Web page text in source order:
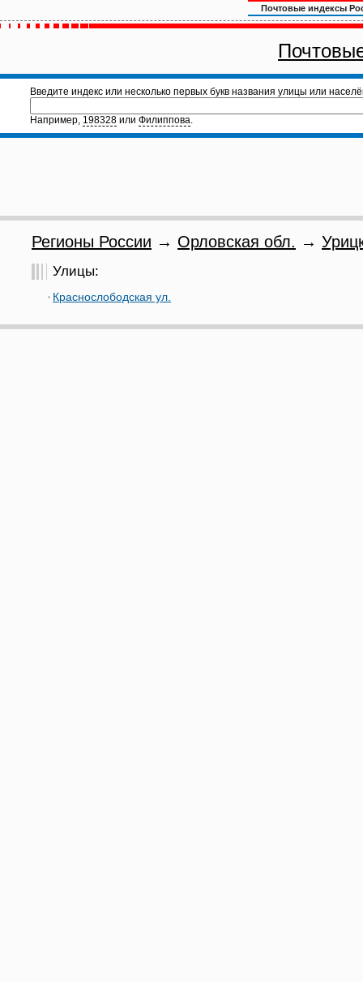
Почтовые индексы
Введите индекс или несколько первых букв названия улицы или
Например, 198328 или Филиппова.
Регионы России → Орловская обл. →
Улицы:
Краснослободская ул.